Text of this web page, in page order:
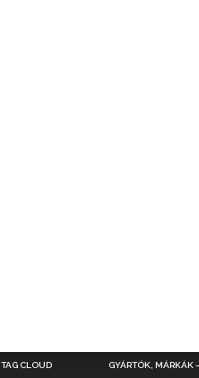
TAG CLOUD GYÁRTÓK, MÁRKÁK